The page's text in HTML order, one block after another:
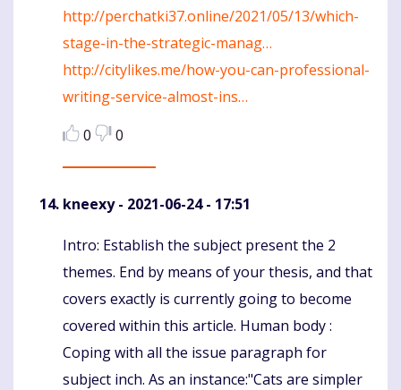
http://perchatki37.online/2021/05/13/which-
stage-in-the-strategic-manag…
http://citylikes.me/how-you-can-professional-
writing-service-almost-ins…
0
0
kneexy- 2021-06-24 - 17:51
Komentaras
Intro: Establish the subject present the 2
themes. End by means of your thesis, and that
covers exactly is currently going to become
covered within this article. Human body :
Coping with all the issue paragraph for
subject inch. As an instance:"Cats are simpler